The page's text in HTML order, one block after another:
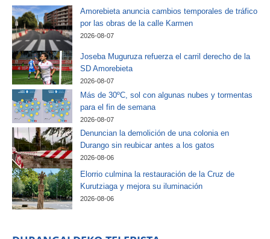
Amorebieta anuncia cambios temporales de tráfico
por las obras de la calle Karmen
2026-08-07
Joseba Muguruza refuerza el carril derecho de la
SD Amorebieta
2026-08-07
Más de 30ºC, sol con algunas nubes y tormentas
para el fin de semana
2026-08-07
Denuncian la demolición de una colonia en
Durango sin reubicar antes a los gatos
2026-08-06
Elorrio culmina la restauración de la Cruz de
Kurutziaga y mejora su iluminación
2026-08-06